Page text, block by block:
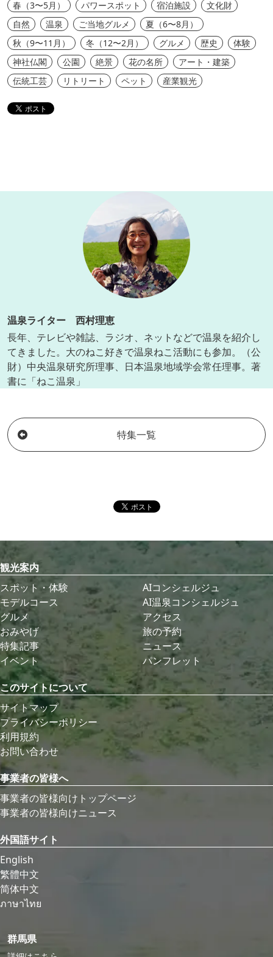
春（3〜5月） パワースポット 宿泊施設
文化財
自然
温泉 ご当地グルメ
夏（6〜8月）
秋（9〜11月）
冬（12〜2月） グルメ 歴史
体験
神社仏閣
公園 絶景 花の名所
アート・建築
伝統工芸
リトリート ペット 産業観光
温泉ライター 西村理恵
長年、テレビや雑誌、ラジオ、ネットなどで温泉を紹介し
てきました。大のねこ好きで温泉ねこ活動にも参加。（公
財）中央温泉研究所理事、日本温泉地域学会常任理事。著
書に「ねこ温泉」
特集一覧
観光案内
スポット・体験
モデルコース
グルメ
おみやげ
特集記事
イベント
AIコンシェルジュ
AI温泉コンシェルジュ
アクセス
旅の予約
ニュース
パンフレット
このサイトについて
サイトマップ
プライバシーポリシー
利用規約
お問い合わせ
事業者の皆様へ
事業者の皆様向けトップページ
事業者の皆様向けニュース
外国語サイト
English
繁體中文
简体中文
ภาษาไทย
群馬県